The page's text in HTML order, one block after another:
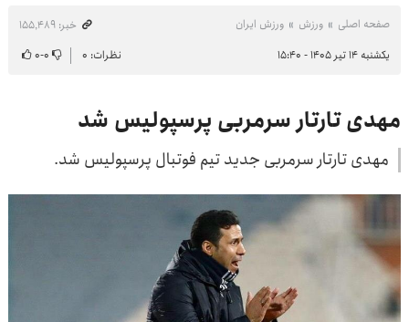
صفحه اصلی ورزش ورزش ایران
خبر: ۱۵۵٬۴۸۹
یکشنبه ۱۴ تیر ۱۴۰۵ - ۱۵:۴۰
نظرات: ۰ ۰-۰
مهدی تارتار سرمربی پرسپولیس شد
مهدی تارتار سرمربی جدید تیم فوتبال پرسپولیس شد.